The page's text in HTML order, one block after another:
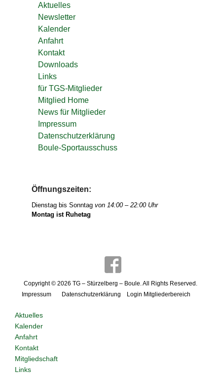
Aktuelles
Newsletter
Kalender
Anfahrt
Kontakt
Downloads
Links
für TGS-Mitglieder
Mitglied Home
News für Mitglieder
Impressum
Datenschutzerklärung
Boule-Sportausschuss
Öffnungszeiten:
Dienstag bis Sonntag von 14:00 – 22:00 Uhr
Montag ist Ruhetag
Copyright © 2026 TG – Stürzelberg – Boule. All Rights Reserved.
Impressum
Datenschutzerklärung Login Mitgliederbereich
Aktuelles
Kalender
Anfahrt
Kontakt
Mitgliedschaft
Links